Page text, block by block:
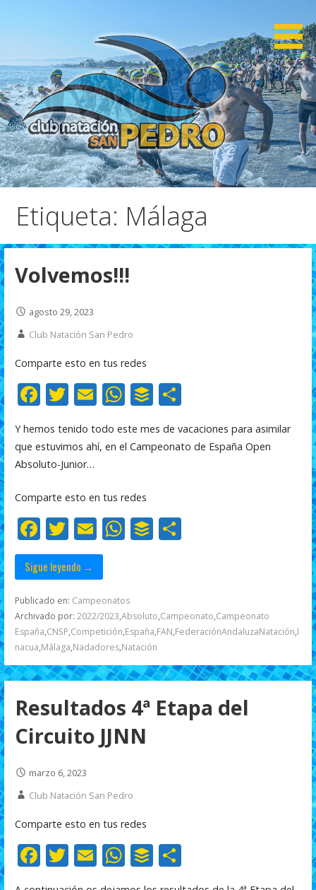
Club Natación San Pedro
CNSP
Etiqueta: Málaga
Volvemos!!!
agosto 29, 2023
Club Natación San Pedro
Comparte esto en tus redes
F
e
b
o
k
T
w
itt
er
E
m
ai
l
W
at
p
p
B
uf
f
C
m
r
Y hemos tenido todo este mes de vacaciones para asimilar
que estuvimos ahí, en el Campeonato de España Open
Absoluto-Junior…
Comparte esto en tus redes
F
ac
e
b
o
o
k
T
w
itt
er
E
m
ai
l
W
s
A
p
p
B C
ar
ti
r
Sigue leyendo →
Publicado en: Campeonatos
Archivado por: 2022/2023,Absoluto,Campeonato,Campeonato
España,CNSP,Competición,España,FAN,FederaciónAndaluzaNatación,I
nacua,Málaga,Nadadores,Natación
Resultados 4ª Etapa del
Circuito JJNN
marzo 6, 2023
Club Natación San Pedro
Comparte esto en tus redes
F T
w
E
m
W B C
o